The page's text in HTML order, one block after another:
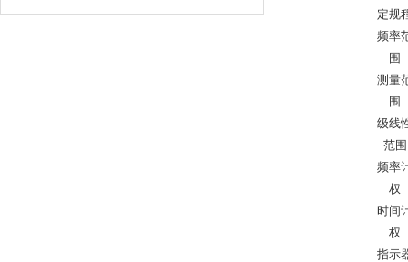
定规
频率
围
测量
围
级线
范围
频率
权
时间
权
指示